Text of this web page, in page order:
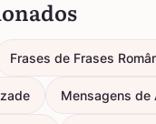
Frases de Frases
Mensagens de